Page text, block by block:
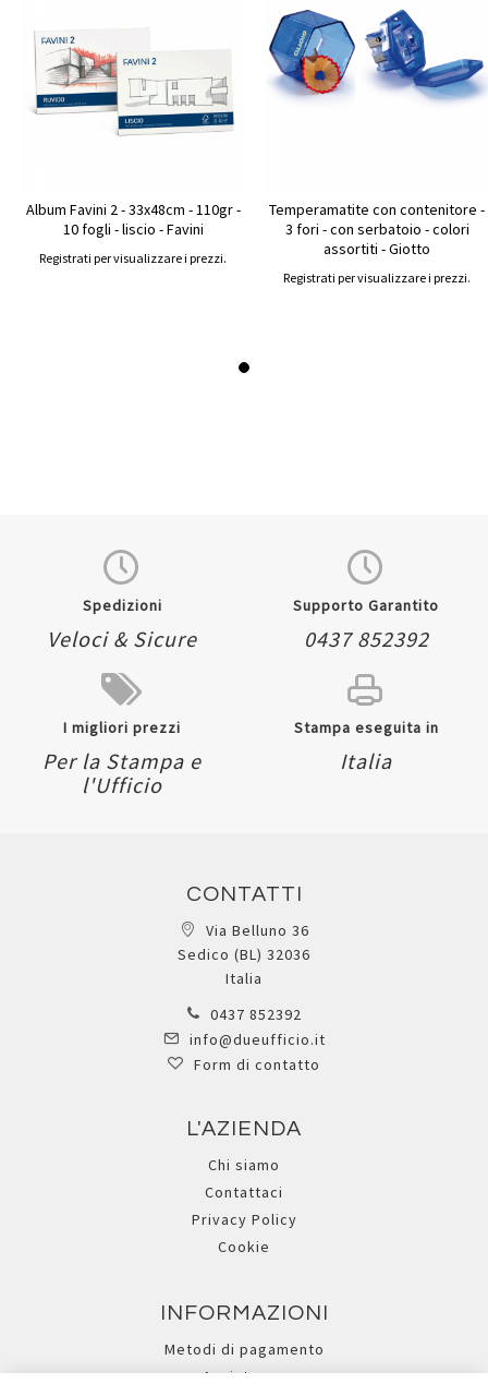
Album Favini 2 - 33x48cm - 110gr -
10 fogli - liscio - Favini
Registrati per visualizzare i prezzi.
Temperamatite con contenitore -
3 fori - con serbatoio - colori
assortiti - Giotto
Registrati per visualizzare i prezzi.
Spedizioni
Veloci & Sicure
Supporto Garantito
0437 852392
I migliori prezzi
Per la Stampa e
l'Ufficio
Stampa eseguita in
Italia
CONTATTI
Via Belluno 36
Sedico (BL) 32036
Italia
0437 852392
info@dueufficio.it
Form di contatto
L'AZIENDA
Chi siamo
Contattaci
Privacy Policy
Cookie
INFORMAZIONI
Metodi di pagamento
Assistenza